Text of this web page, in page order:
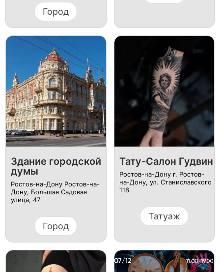
Город
Здание городской
думы
Ростов-на-Дону Ростов-на-
Дону, Большая Садовая
улица, 47
Город
Тату-Салон Гудвин
Ростов-на-Дону г. Ростов-
на-Дону, ул. Станиславского
118
Татуаж